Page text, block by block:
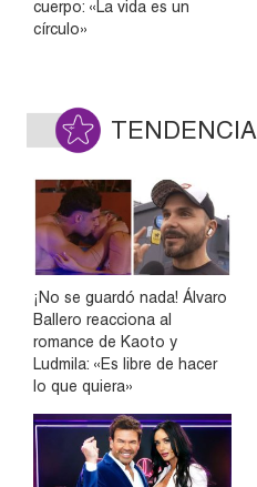
cuerpo: «La vida es un
círculo»
TENDENCIA
¡No se guardó nada! Álvaro
Ballero reacciona al
romance de Kaoto y
Ludmila: «Es libre de hacer
lo que quiera»